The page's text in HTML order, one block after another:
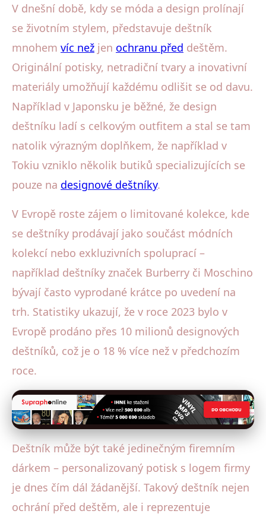
V dnešní době, kdy se móda a design prolínají
se životním stylem, představuje deštník
mnohem víc než jen ochranu před deštěm.
Originální potisky, netradiční tvary a inovativní
materiály umožňují každému odlišit se od davu.
Například v Japonsku je běžné, že design
deštníku ladí s celkovým outfitem a stal se tam
natolik výrazným doplňkem, že například v
Tokiu vzniklo několik butiků specializujících se
pouze na designové deštníky.
V Evropě roste zájem o limitované kolekce, kde
se deštníky prodávají jako součást módních
kolekcí nebo exkluzivních spoluprací –
například deštníky značek Burberry či Moschino
bývají často vyprodané krátce po uvedení na
trh. Statistiky ukazují, že v roce 2023 bylo v
Evropě prodáno přes 10 milionů designových
deštníků, což je o 18 % více než v předchozím
roce.
Deštník může být také jedinečným firemním
dárkem – personalizovaný potisk s logem firmy
je dnes čím dál žádanější. Takový deštník nejen
ochrání před deštěm, ale i reprezentuje